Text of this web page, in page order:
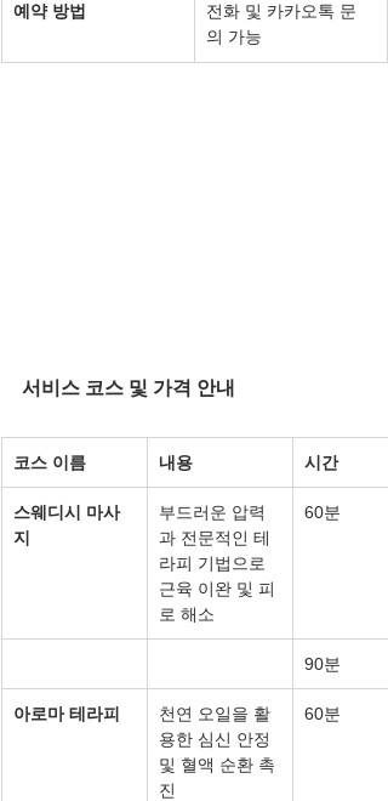
예약 방법
전화 및 카카오톡 문
의 가능
서비스 코스 및 가격 안내
코스 이름 내용 시간
스웨디시 마사
지
부드러운 압력
과 전문적인 테
라피 기법으로
근육 이완 및 피
로 해소
60분
90분
아로마 테라피
천연 오일을 활
용한 심신 안정
및 혈액 순환 촉
진
60분